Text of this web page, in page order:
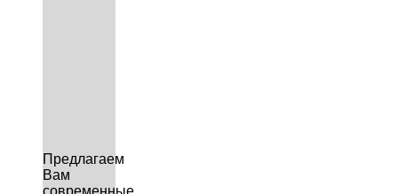
Предлагаем
Вам
современные